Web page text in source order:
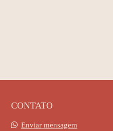
CONTATO
Enviar mensagem